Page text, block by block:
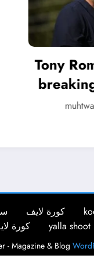
Romo,
point
leave:
كورة لايف
yalla shoot
كورة
- Magazine & Blog